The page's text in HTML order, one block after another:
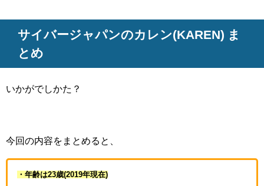
サイバージャパンのカレン(KAREN) ま
とめ
いかがでしかた？
今回の内容をまとめると、
・年齢は23歳(2019年現在)